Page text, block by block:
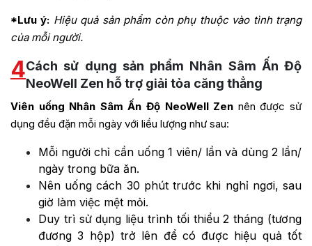
*Lưu ý: Hiệu quả sản phẩm còn phụ thuộc vào tình trạng
của mỗi người.
4Cách sử dụng sản phẩm Nhân Sâm Ấn Độ
NeoWell Zen hỗ trợ giải tỏa căng thẳng
Viên uống Nhân Sâm Ấn Độ NeoWell Zen nên được sử
dụng đều đặn mỗi ngày với liều lượng như sau:
Mỗi người chỉ cần uống 1 viên/ lần và dùng 2 lần/
ngày trong bữa ăn.
Nên uống cách 30 phút trước khi nghỉ ngơi, sau
giờ làm việc mệt mỏi.
Duy trì sử dụng liệu trình tối thiểu 2 tháng (tương
đương 3 hộp) trở lên để có được hiệu quả tốt